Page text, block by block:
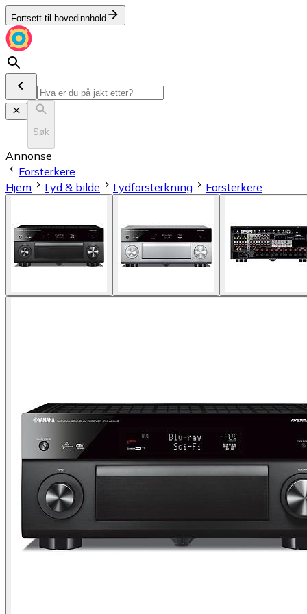
Fortsett til hovedinnhold
Søk
Annonse
Forsterkere
Hjem
Lyd & bilde Lydforsterkning Forsterkere